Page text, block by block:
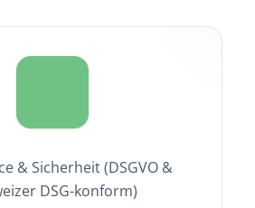
& Sicherheit (DSGVO &
DSG-konform)